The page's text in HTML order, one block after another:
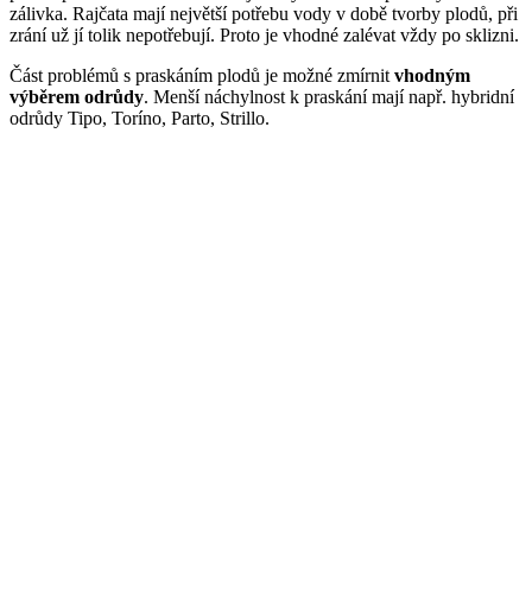
zálivka. Rajčata mají největší potřebu vody v době tvorby plodů, při
zrání už jí tolik nepotřebují. Proto je vhodné zalévat vždy po sklizni.
Část problémů s praskáním plodů je možné zmírnit vhodným
výběrem odrůdy. Menší náchylnost k praskání mají např. hybridní
odrůdy Tipo, Toríno, Parto, Strillo.